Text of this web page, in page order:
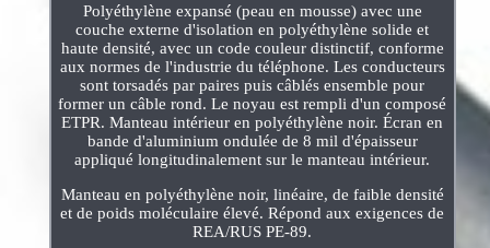
Polyéthylène expansé (peau en mousse) avec une
couche externe d'isolation en polyéthylène solide et
haute densité, avec un code couleur distinctif, conforme
aux normes de l'industrie du téléphone. Les conducteurs
sont torsadés par paires puis câblés ensemble pour
former un câble rond. Le noyau est rempli d'un composé
ETPR. Manteau intérieur en polyéthylène noir. Écran en
bande d'aluminium ondulée de 8 mil d'épaisseur
appliqué longitudinalement sur le manteau intérieur.
Manteau en polyéthylène noir, linéaire, de faible densité
et de poids moléculaire élevé. Répond aux exigences de
REA/RUS PE-89.